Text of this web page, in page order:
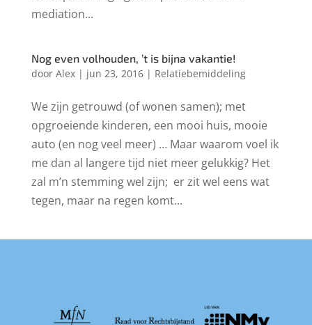
mediation...
Nog even volhouden, ’t is bijna vakantie!
door Alex| jun 23, 2016| Relatiebemiddeling
We zijn getrouwd (of wonen samen); met
opgroeiende kinderen, een mooi huis, mooie
auto (en nog veel meer) … Maar waarom voel ik
me dan al langere tijd niet meer gelukkig? Het
zal m’n stemming wel zijn; er zit wel eens wat
tegen, maar na regen komt...